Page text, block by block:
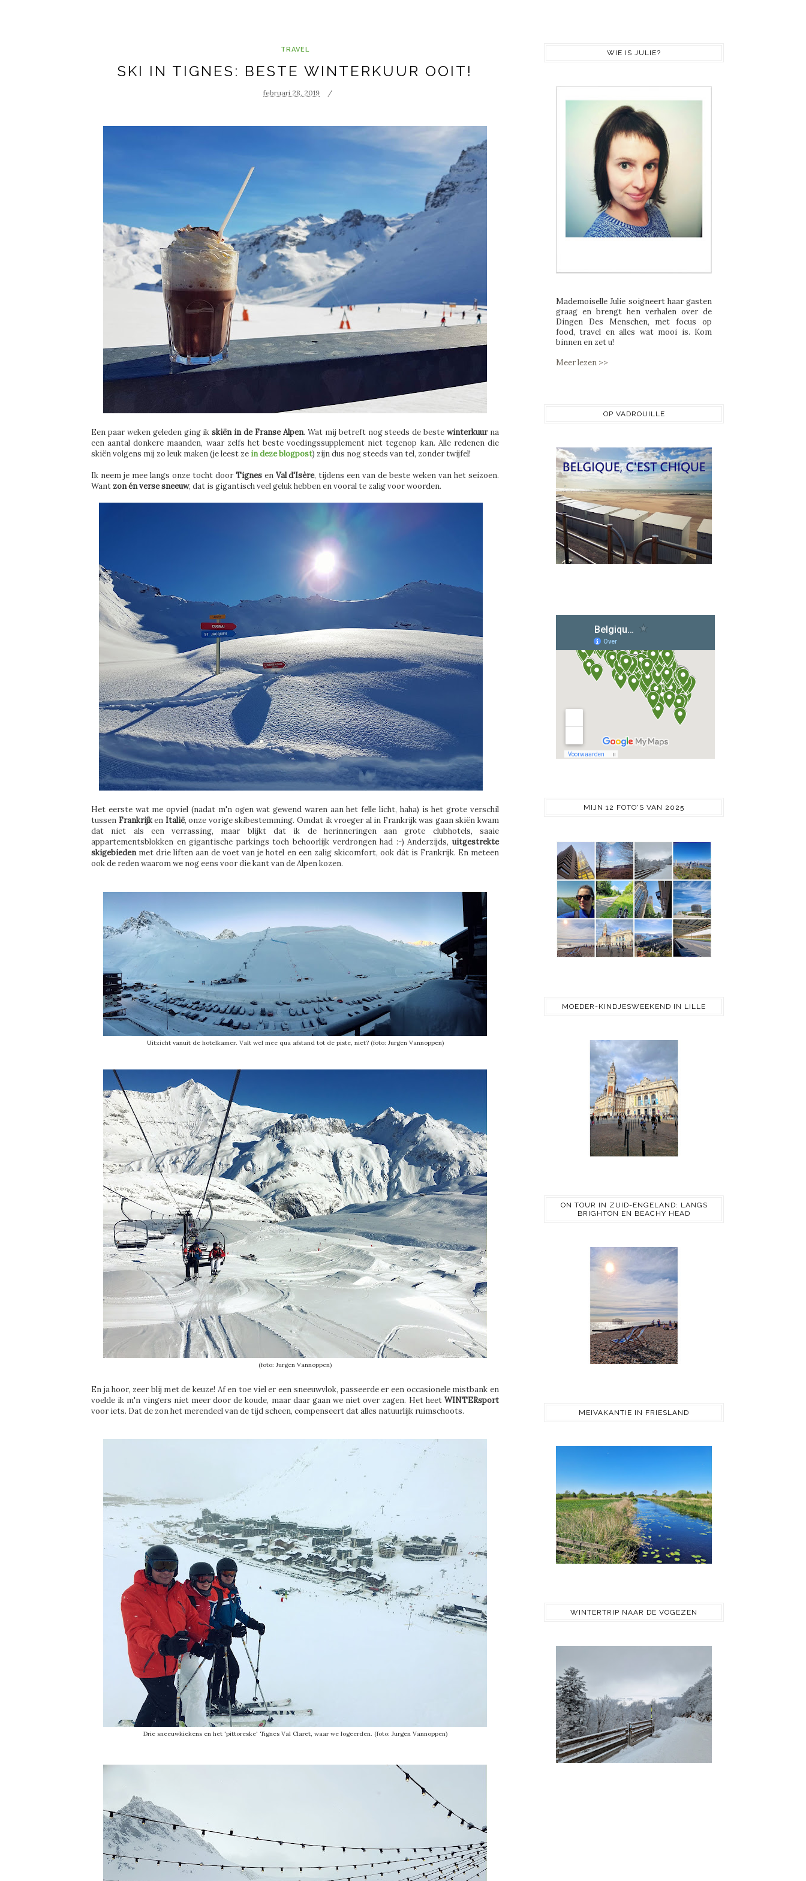
TRAVEL
SKI IN TIGNES: BESTE WINTERKUUR OOIT!
februari 28, 2019
Een paar weken geleden ging ikskiën in de Franse Alpen. Wat mij betreft nog steeds de bestewinterkuur na
een aantal donkere maanden, waar zelfs het beste voedingssupplement niet tegenop kan. Alle redenen die
skiën volgens mij zo leuk maken (je leest ze in deze blogpost) zijn dus nog steeds van tel, zonder twijfel!
Ik neem je mee langs onze tocht door Tignes en Val d'Isère, tijdens een van de beste weken van het seizoen.
Want zon én verse sneeuw, dat is gigantisch veel geluk hebben en vooral te zalig voor woorden.
Het eerste wat me opviel (nadat m'n ogen wat gewend waren aan het felle licht, haha) is het grote verschil
tussen Frankrijken Italië, onze vorige skibestemming. Omdat ik vroeger al in Frankrijk was gaan skiën kwam
dat niet als een verrassing, maar blijkt dat ik de herinneringen aan grote clubhotels, saaie
appartementsblokken en gigantische parkings toch behoorlijk verdrongen had :-) Anderzijds, uitgestrekte
skigebiedenmet drie liften aan de voet van je hotel en een zalig skicomfort, ook dát is Frankrijk. En meteen
ook de reden waarom we nog eens voor die kant van de Alpen kozen.
Uitzicht vanuit de hotelkamer. Valt wel mee qua afstand tot de piste, niet? (foto: Jurgen Vannoppen)
(foto: Jurgen Vannoppen)
En ja hoor, zeer blij met de keuze! Af en toe viel er een sneeuwvlok, passeerde er een occasionele mistbank en
voelde ik m'n vingers niet meer door de koude, maar daar gaan we niet over zagen. Het heet WINTERsport
voor iets. Dat de zon het merendeel van de tijd scheen, compenseert dat alles natuurlijk ruimschoots.
Drie sneeuwkiekens en het 'pittoreske' Tignes Val Claret, waar we logeerden. (foto: Jurgen Vannoppen)
WIE IS JULIE?
Mademoiselle Julie soigneert haar gasten
graag en brengt hen verhalen over de
Dingen Des Menschen, met focus op
food, travel en alles wat mooi is. Kom
binnen en zet u!
Meer lezen >>
OP VADROUILLE
MIJN 12 FOTO'S VAN 2025
MOEDER-KINDJESWEEKEND IN LILLE
ON TOUR IN ZUID-ENGELAND: LANGS
BRIGHTON EN BEACHY HEAD
MEIVAKANTIE IN FRIESLAND
WINTERTRIP NAAR DE VOGEZEN